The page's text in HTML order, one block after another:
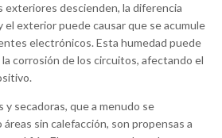
exteriores descienden, la diferencia
exterior puede causar que se acumule
electrónicos. Esta humedad puede
corrosión de los circuitos, afectando el
y secadoras, que a menudo se
sin calefacción, son propensas a